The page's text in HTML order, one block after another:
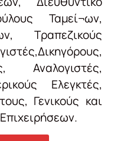
Ταμεί¬ων,
Τραπεζικούς
Αναλογιστές,
Ελεγκτές,
Γενικούς και